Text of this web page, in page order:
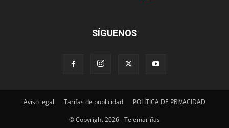
SÍGUENOS
Aviso legal Tarifas de publicidad POLÍTICA DE PRIVACIDAD
© Copyright 2026 - Telemariñas